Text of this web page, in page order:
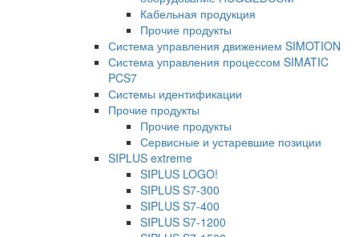
Кабельная продукция
Прочие продукты
Система управления движением SIMOTION
Система управления процессом SIMATIC
PCS7
Системы идентификации
Прочие продукты
Прочие продукты
Сервисные и устаревшие позиции
SIPLUS extreme
SIPLUS LOGO!
SIPLUS S7-300
SIPLUS S7-400
SIPLUS S7-1200